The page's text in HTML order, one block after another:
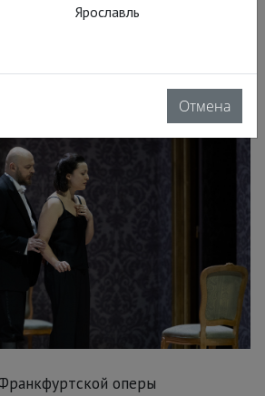
инсценированные
Лоем», но это именно
оперы
Ярославль
Отмена